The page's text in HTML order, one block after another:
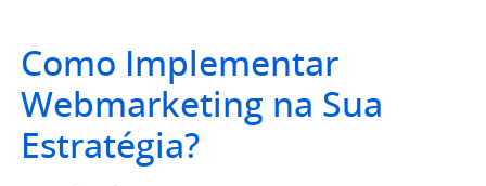
Como Implementar
Webmarketing na Sua
Estratégia?